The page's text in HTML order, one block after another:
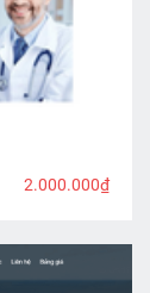
2.000.000₫